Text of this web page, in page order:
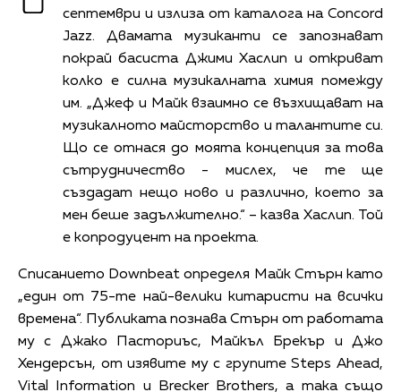
септември и излиза от каталога на Concord
Jazz. Двамата музиканти се запознават
покрай басиста Джими Хаслип и откриват
колко е силна музикалната химия помежду
им. „Джеф и Майк взаимно се възхищават на
музикалното майсторство и талантите си.
Що се отнася до моята концепция за това
сътрудничество - мислех, че те ще
създадат нещо ново и различно, което за
мен беше задължително.“ – казва Хаслип. Той
е копродуцент на проекта.
Списанието Downbeat определя Майк Стърн като
„един от 75-те най-велики китаристи на всички
времена“. Публиката познава Стърн от работата
му с Джако Пасториъс, Майкъл Брекър и Джо
Хендерсън, от изявите му с групите Steps Ahead,
Vital Information и Brecker Brothers, а така също